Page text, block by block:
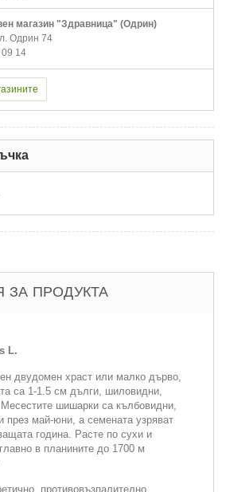
магазин "Здравница" (Одрин)
Одрин 74
14
ПРОДУКТА
L.
двудомен храст или малко дърво,
са 1-1.5 см дълги, шиловидни,
шишарки са кълбовидни,
през май-юни, а семената узряват
година. Расте по сухи и
в планините до 1700 м
противовъзпалително,